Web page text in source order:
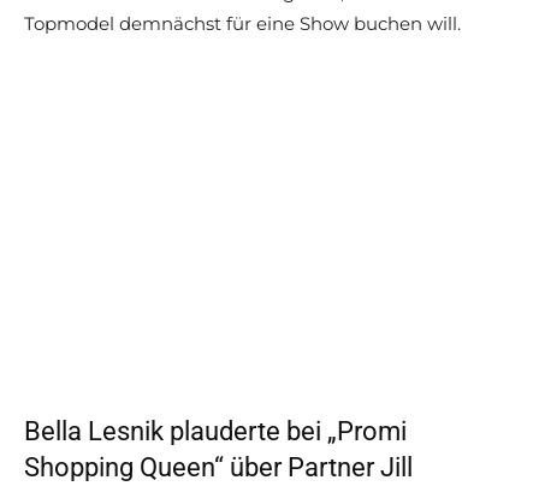
Topmodel demnächst für eine Show buchen will.
Bella Lesnik plauderte bei „Promi
Shopping Queen“ über Partner Jill